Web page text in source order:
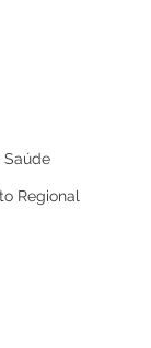
Saúde
Regional